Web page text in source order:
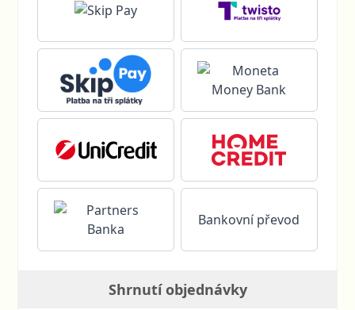
Bankovní převod
Shrnutí objednávky